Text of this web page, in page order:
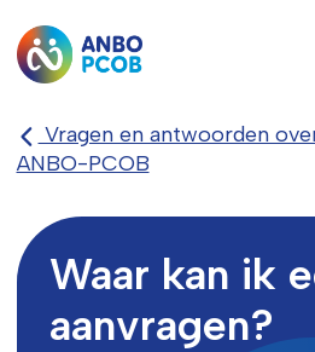
Vragen en antwoorden
ANBO-PCOB
Waar kan ik
aanvragen?